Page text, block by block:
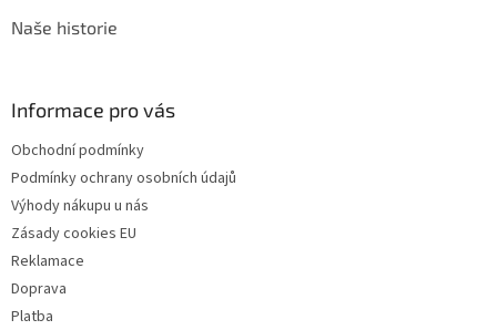
Naše historie
Informace pro vás
Obchodní podmínky
Podmínky ochrany osobních údajů
Výhody nákupu u nás
Zásady cookies EU
Reklamace
Doprava
Platba